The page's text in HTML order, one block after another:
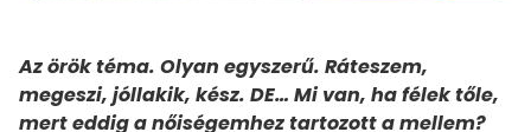
Az örök téma. Olyan egyszerű. Ráteszem,
megeszi, jóllakik, kész. DE… Mi van, ha félek tőle,
mert eddig a nőiségemhez tartozott a mellem?